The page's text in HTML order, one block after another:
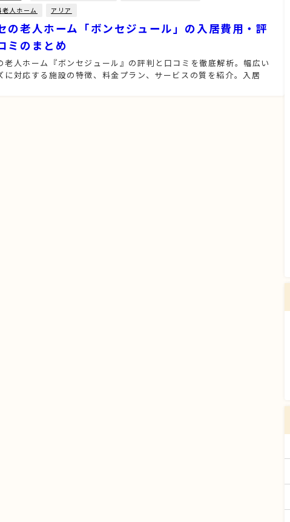
人ホーム
アリア
の老人ホーム「ボンセジュール」の入居費用・評
ミのまとめ
老人ホーム『ボンセジュール』の評判と口コミを徹底解析。幅広い
に対応する施設の特徴、料金プラン、サービスの質を紹介。入居